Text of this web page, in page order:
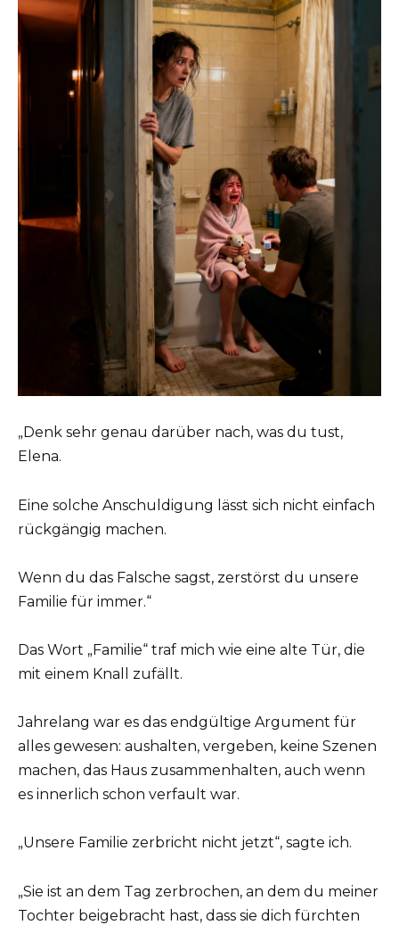
„Denk sehr genau darüber nach, was du tust,
Elena.
Eine solche Anschuldigung lässt sich nicht einfach
rückgängig machen.
Wenn du das Falsche sagst, zerstörst du unsere
Familie für immer.“
Das Wort „Familie“ traf mich wie eine alte Tür, die
mit einem Knall zufällt.
Jahrelang war es das endgültige Argument für
alles gewesen: aushalten, vergeben, keine Szenen
machen, das Haus zusammenhalten, auch wenn
es innerlich schon verfault war.
„Unsere Familie zerbricht nicht jetzt“, sagte ich.
„Sie ist an dem Tag zerbrochen, an dem du meiner
Tochter beigebracht hast, dass sie dich fürchten